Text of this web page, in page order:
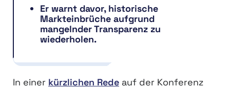
Er warnt davor, historische
Markteinbrüche aufgrund
mangelnder Transparenz zu
wiederholen.
In einer kürzlichen Rede auf der Konferenz